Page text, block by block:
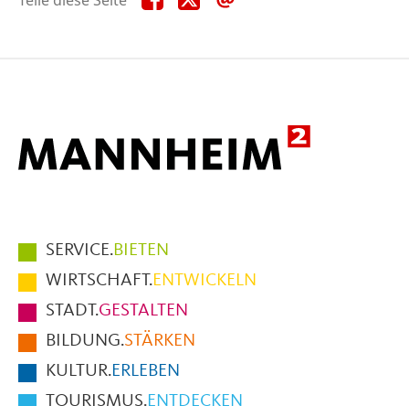
diese diese
Hauptmenüpunkte
im
Fußbereich
der
Seite
SERVICE.BIETEN
WIRTSCHAFT.ENTWICKELN
STADT.GESTALTEN
BILDUNG.STÄRKEN
KULTUR.ERLEBEN
TOURISMUS.ENTDECKEN